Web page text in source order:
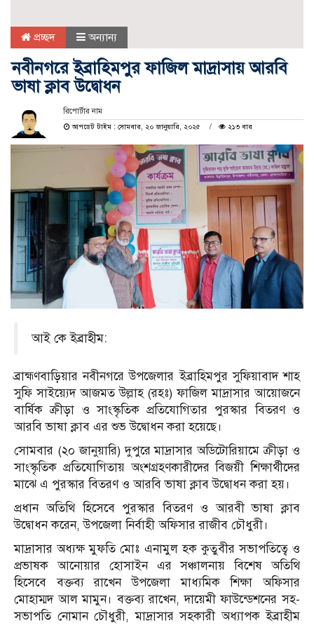
প্রচ্ছদ অন্যান্য
নবীনগরে ইব্রাহিমপুর ফাজিল মাদ্রাসায় আরবি
ভাষা ক্লাব উদ্বোধন
রিপোর্টার নাম
আপডেট টাইম : সোমবার, ২০ জানুয়ারি, ২০২৫
২১৩ বার
আই কে ইব্রাহীম:
ব্রাহ্মণবাড়িয়ার নবীনগরে উপজেলার ইব্রাহিমপুর সুফিয়াবাদ শাহ
সুফি সাইয়্যেদ আজমত উল্লাহ (রহঃ) ফাজিল মাদ্রাসার আয়োজনে
বার্ষিক ক্রীড়া ও সাংস্কৃতিক প্রতিযোগিতার পুরস্কার বিতরণ ও
আরবি ভাষা ক্লাব এর শুভ উদ্বোধন করা হয়েছে।
সোমবার (২০ জানুয়ারি) দুপুরে মাদ্রাসার অডিটোরিয়ামে ক্রীড়া ও
সাংস্কৃতিক প্রতিযোগিতায় অংশগ্রহণকারীদের বিজয়ী শিক্ষার্থীদের
মাঝে এ পুরস্কার বিতরণ ও আরবি ভাষা ক্লাব উদ্বোধন করা হয়।
প্রধান অতিথি হিসেবে পুরস্কার বিতরণ ও আরবী ভাষা ক্লাব
উদ্বোধন করেন, উপজেলা নির্বাহী অফিসার রাজীব চৌধুরী।
মাদ্রাসার অধ্যক্ষ মুফতি মোঃ এনামুল হক কুতুবীর সভাপতিত্বে ও
প্রভাষক আনোয়ার হোসাইন এর সঞ্চালনায় বিশেষ অতিথি
হিসেবে বক্তব্য রাখেন উপজেলা মাধ্যমিক শিক্ষা অফিসার
মোহাম্মদ আল মামুন। বক্তব্য রাখেন, দায়েমী ফাউন্ডেশনের সহ-
সভাপতি নোমান চৌধুরী, মাদ্রাসার সহকারী অধ্যাপক ইব্রাহীম